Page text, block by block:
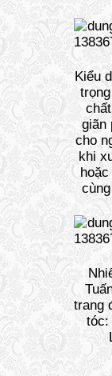
Kiểu
giãn
cho
khi
trang